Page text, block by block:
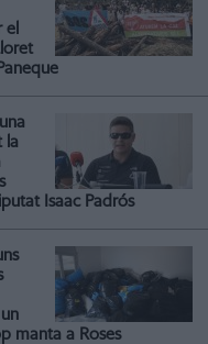
el
la
Isaac Padrós
manta a Roses